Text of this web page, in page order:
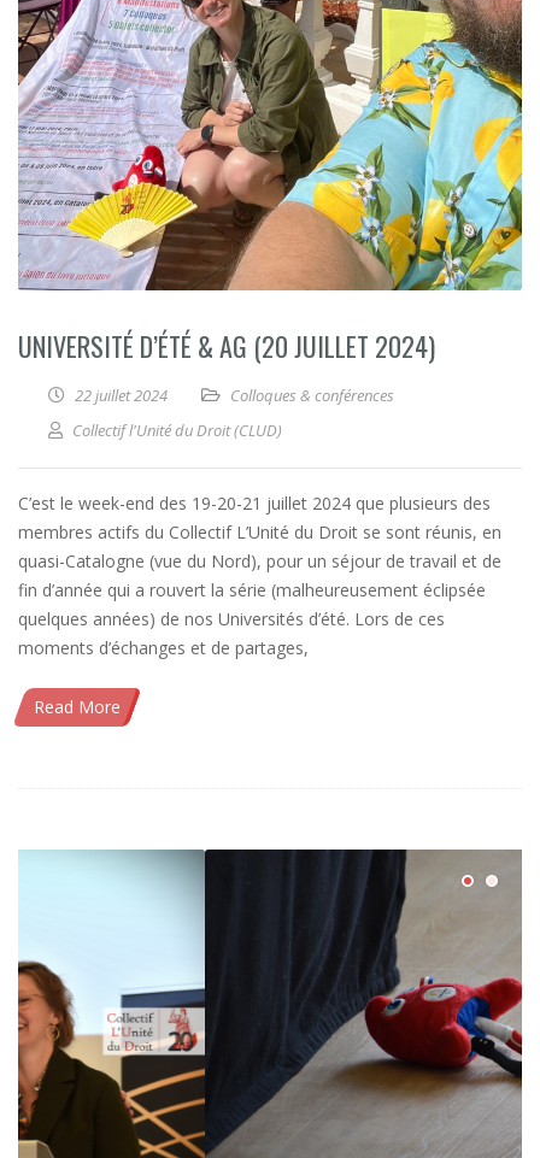
UNIVERSITÉ D’ÉTÉ & AG (20 JUILLET 2024)
22 juillet 2024
Colloques & conférences
Collectif l'Unité du Droit (CLUD)
C’est le week-end des 19-20-21 juillet 2024 que plusieurs des
membres actifs du Collectif L’Unité du Droit se sont réunis, en
quasi-Catalogne (vue du Nord), pour un séjour de travail et de
fin d’année qui a rouvert la série (malheureusement éclipsée
quelques années) de nos Universités d’été. Lors de ces
moments d’échanges et de partages,
Read More